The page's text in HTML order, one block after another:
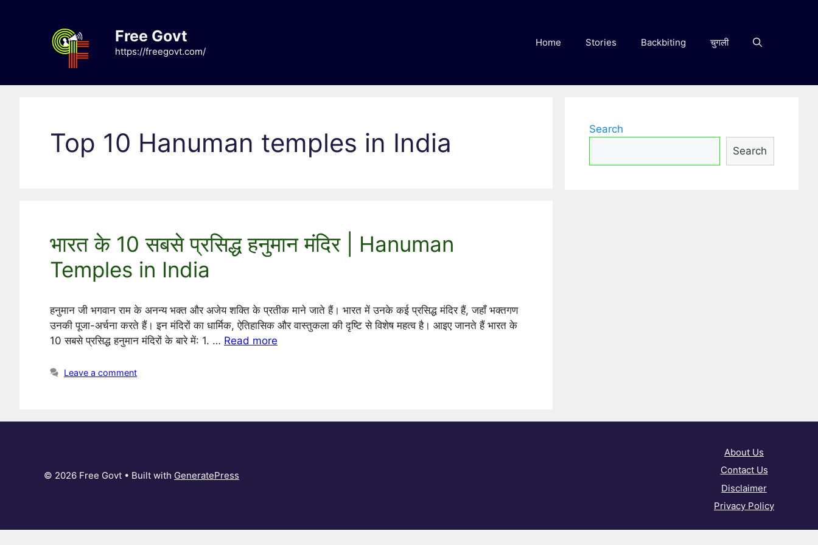
Free Govt
https://freegovt.com/
Home Stories Backbiting चुगली
Top 10 Hanuman temples in India
भारत के 10 सबसे प्रसिद्ध हनुमान मंदिर | Hanuman
Temples in India
हनुमान जी भगवान राम के अनन्य भक्त और अजेय शक्ति के प्रतीक माने जाते हैं। भारत में उनके कई प्रसिद्ध मंदिर हैं, जहाँ भक्तगण
उनकी पूजा-अर्चना करते हैं। इन मंदिरों का धार्मिक, ऐतिहासिक और वास्तुकला की दृष्टि से विशेष महत्व है। आइए जानते हैं भारत के
10 सबसे प्रसिद्ध हनुमान मंदिरों के बारे में: 1. … Read more
Leave a comment
Search
Search
About Us
Contact Us
Disclaimer
Privacy Policy
© 2026 Free Govt • Built with GeneratePress